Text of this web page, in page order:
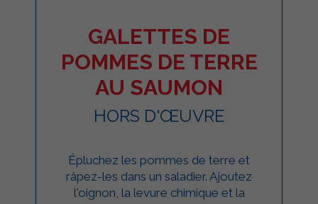
GALETTES DE
POMMES DE TERRE
AU SAUMON
HORS D'ŒUVRE
Épluchez les pommes de terre et
râpez-les dans un saladier. Ajoutez
l'oignon, la levure chimique et la